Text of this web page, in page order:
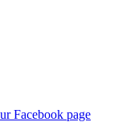
Facebook page